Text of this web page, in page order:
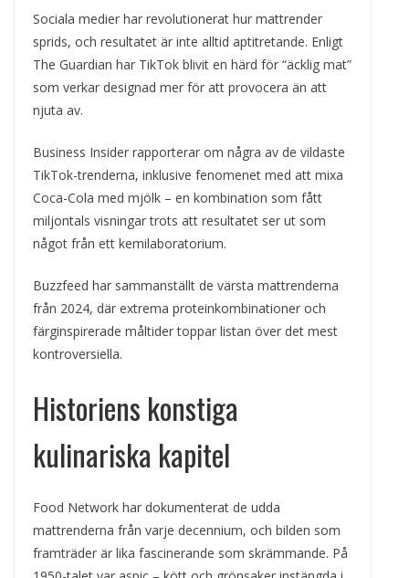
Sociala medier har revolutionerat hur mattrender
sprids, och resultatet är inte alltid aptitretande. Enligt
The Guardian har TikTok blivit en härd för “äcklig mat”
som verkar designad mer för att provocera än att
njuta av.
Business Insider rapporterar om några av de vildaste
TikTok-trenderna, inklusive fenomenet med att mixa
Coca-Cola med mjölk – en kombination som fått
miljontals visningar trots att resultatet ser ut som
något från ett kemilaboratorium.
Buzzfeed har sammanställt de värsta mattrenderna
från 2024, där extrema proteinkombinationer och
färginspirerade måltider toppar listan över det mest
kontroversiella.
Historiens konstiga
kulinariska kapitel
Food Network har dokumenterat de udda
mattrenderna från varje decennium, och bilden som
framträder är lika fascinerande som skrämmande. På